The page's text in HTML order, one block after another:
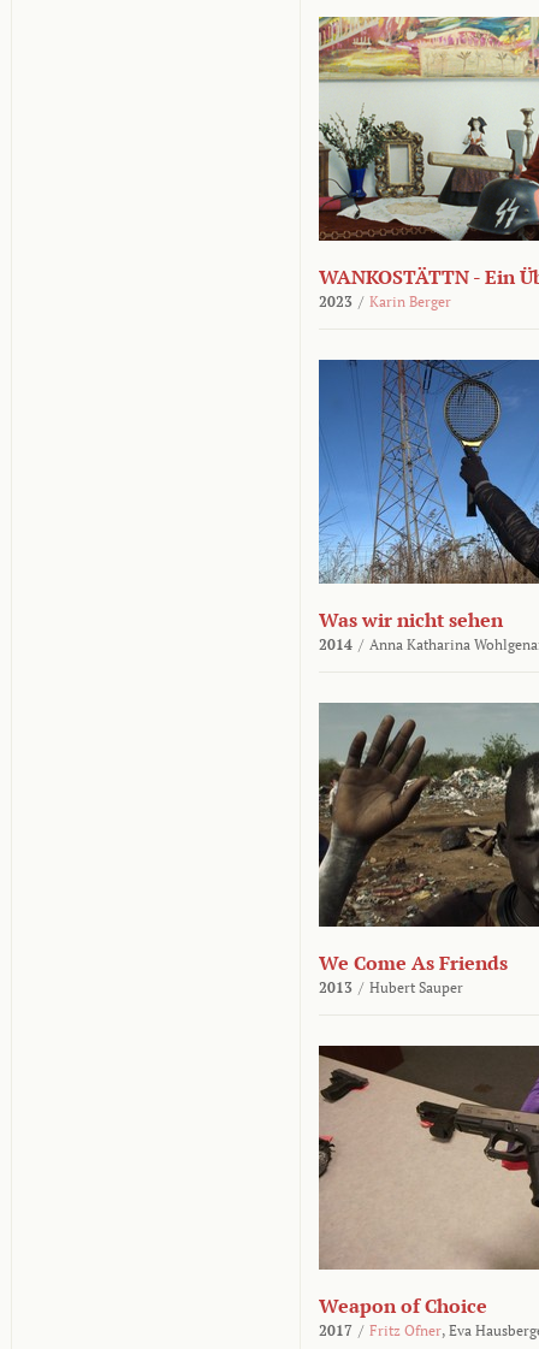
WANKOSTÄTTN - Ein
2023 / Karin Berger
Was wir nicht sehen
2014 / Anna Katharina
We Come As Friends
2013 / Hubert Sauper
Weapon of Choice
2017 / Fritz Ofner, Eva